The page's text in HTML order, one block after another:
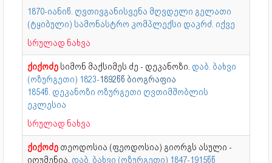
1870-იანიწ. ღვთივგანისვენა მღვდელი გელათი
(ტყიბული) სამონასტრო კომპლექსი დაკრძ. იქვე
სრულად ნახვა
ქიქოძე სიმონ მაქსიმეს ძე - დეკანოზი. დაბ. ბახვი
(ოზურგეთი) 1823-1892წწ ბიოგრაფია
1854წ. დეკანოზი ოზურგეთი ღვთიმშობლის
ეკლესია
სრულად ნახვა
ქიქოძე თეოდოსია (ფეოდოსია) გიორგს ასული -
იღუმენია. დაბ. ბახვი (ოზურგეთი) 1847-1915წწ